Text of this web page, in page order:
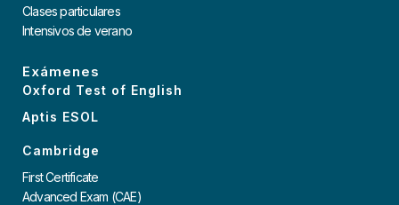
Clases particulares
Intensivos de verano
Exámenes
Oxford Test of English
Aptis ESOL
Cambridge
First Certificate
Advanced Exam (CAE)